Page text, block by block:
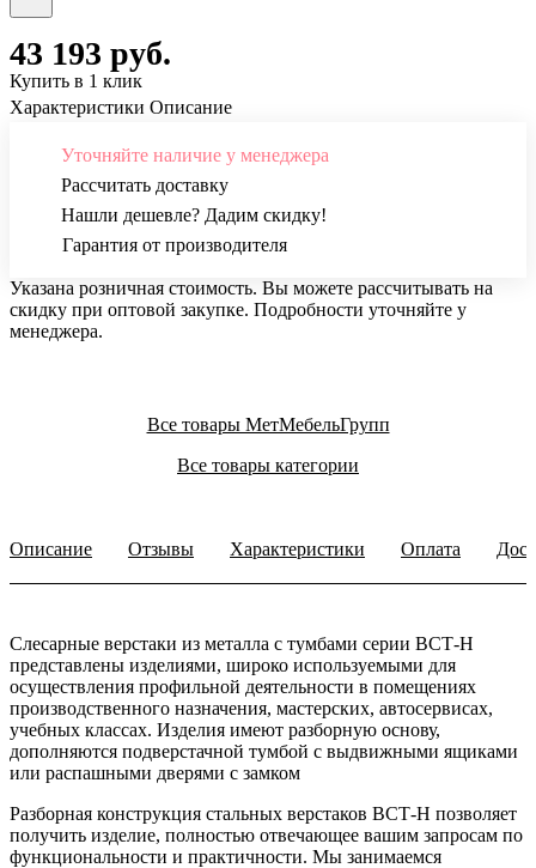
43 193 руб.
Купить в 1 клик
Характеристики Описание
Уточняйте наличие у менеджера
Рассчитать доставку
Нашли дешевле? Дадим скидку!
Гарантия от производителя
Указана розничная стоимость. Вы можете рассчитывать на
скидку при оптовой закупке. Подробности уточняйте у
менеджера.
Все товары МетМебельГрупп
Все товары категории
Описание Отзывы Характеристики Оплата
Слесарные верстаки из металла с тумбами серии ВСТ-Н
представлены изделиями, широко используемыми для
осуществления профильной деятельности в помещениях
производственного назначения, мастерских, автосервисах,
учебных классах. Изделия имеют разборную основу,
дополняются подверстачной тумбой с выдвижными ящиками
или распашными дверями с замком
Разборная конструкция стальных верстаков ВСТ-Н позволяет
получить изделие, полностью отвечающее вашим запросам по
функциональности и практичности. Мы занимаемся